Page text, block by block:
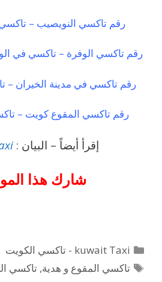
رقم تاكسي النويصيب –
رقم تاكسي الوفرة – تاكسي في
رقم تاكسي في مدينة الخيران –
رقم تاكسي المقوع كويت –
إقرأ أيضاً – البيان :
شارك هذا
التصنيفات
kuwait Taxi - تاكسي الكويت
الوسوم
تاكسي المقوع و هدية,تاكسي